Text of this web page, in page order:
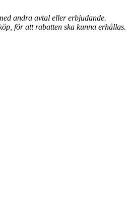
andra avtal eller erbjudande.
för att rabatten ska kunna erhållas.